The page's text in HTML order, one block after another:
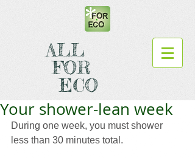
ALL
FOR
ECO
Your shower-lean week
During one week, you must shower
less than 30 minutes total.